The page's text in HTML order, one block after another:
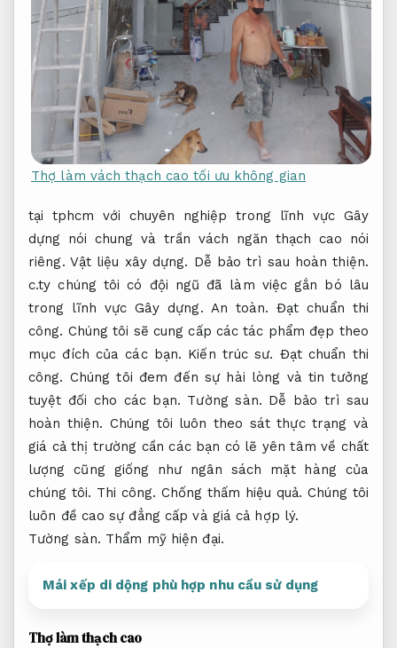
Thợ làm vách thạch cao tối ưu không gian
tại tphcm với chuyên nghiệp trong lĩnh vực Gây
dựng nói chung và trần vách ngăn thạch cao nói
riêng. Vật liệu xây dựng. Dễ bảo trì sau hoàn thiện.
c.ty chúng tôi có đội ngũ đã làm việc gắn bó lâu
trong lĩnh vực Gây dựng. An toàn. Đạt chuẩn thi
công. Chúng tôi sẽ cung cấp các tác phẩm đẹp theo
mục đích của các bạn. Kiến trúc sư. Đạt chuẩn thi
công. Chúng tôi đem đến sự hài lòng và tin tưởng
tuyệt đối cho các bạn. Tường sàn. Dễ bảo trì sau
hoàn thiện. Chúng tôi luôn theo sát thực trạng và
giá cả thị trường cần các bạn có lẽ yên tâm về chất
lượng cũng giống như ngân sách mặt hàng của
chúng tôi. Thi công. Chống thấm hiệu quả. Chúng tôi
luôn đề cao sự đẳng cấp và giá cả hợp lý.
Tường sàn. Thẩm mỹ hiện đại.
Mái xếp di dộng phù hợp nhu cầu sử dụng
Thợ làm thạch cao